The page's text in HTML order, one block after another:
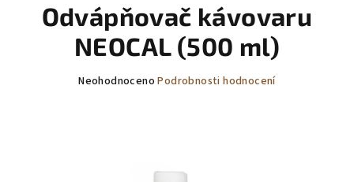
košík
Odvápňovač kávovaru
NEOCAL (500 ml)
Průměrné
Neohodnoceno Podrobnosti hodnocení